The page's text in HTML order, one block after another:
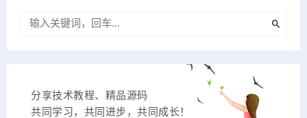
分享技术教程、精品源码
共同学习，共同进步，共同成长！